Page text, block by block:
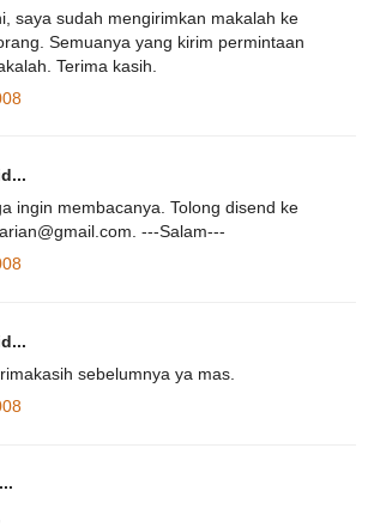
saya sudah mengirimkan makalah ke
Semuanya yang kirim permintaan
Terima kasih.
ingin membacanya. Tolong disend ke
---Salam---
sebelumnya ya mas.